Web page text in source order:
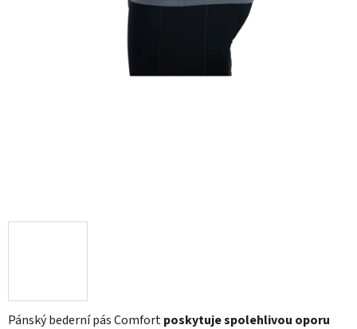
Pánský bederní pás Comfortposkytuje spolehlivou oporu